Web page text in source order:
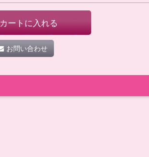
カートに入れる
お問い合わせ